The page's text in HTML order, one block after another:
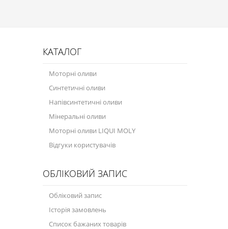
КАТАЛОГ
Моторні оливи
Синтетичні оливи
Напівсинтетичні оливи
Мінеральні оливи
Моторні оливи LIQUI MOLY
Відгуки користувачів
ОБЛІКОВИЙ ЗАПИС
Обліковий запис
Історія замовлень
Список бажаних товарів